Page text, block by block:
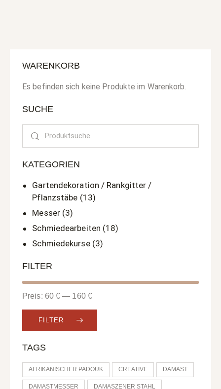
WARENKORB
Es befinden sich keine Produkte im Warenkorb.
SUCHE
KATEGORIEN
Gartendekoration / Rankgitter /
Pflanzstäbe (13)
Messer (3)
Schmiedearbeiten (18)
Schmiedekurse (3)
FILTER
FILTER
Preis: 60 € — 160 €
TAGS
AFRIKANISCHER PADOUK CREATIVE DAMAST
DAMASTMESSER DAMASZENER STAHL